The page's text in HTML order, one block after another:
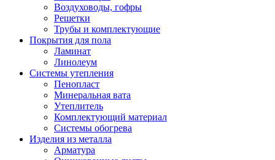
Воздуховоды, гофры
Решетки
Трубы и комплектующие
Покрытия для пола
Ламинат
Линолеум
Системы утепления
Пенопласт
Минеральная вата
Утеплитель
Комплектующий материал
Системы обогрева
Изделия из металла
Арматура